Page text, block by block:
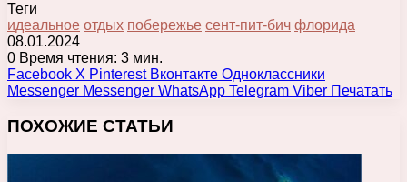
Теги
идеальное отдых побережье сент-пит-бич флорида
08.01.2024
0 Время чтения: 3 мин.
Facebook X Pinterest Вконтакте Одноклассники
Messenger Messenger WhatsApp Telegram Viber Печатать
ПОХОЖИЕ СТАТЬИ